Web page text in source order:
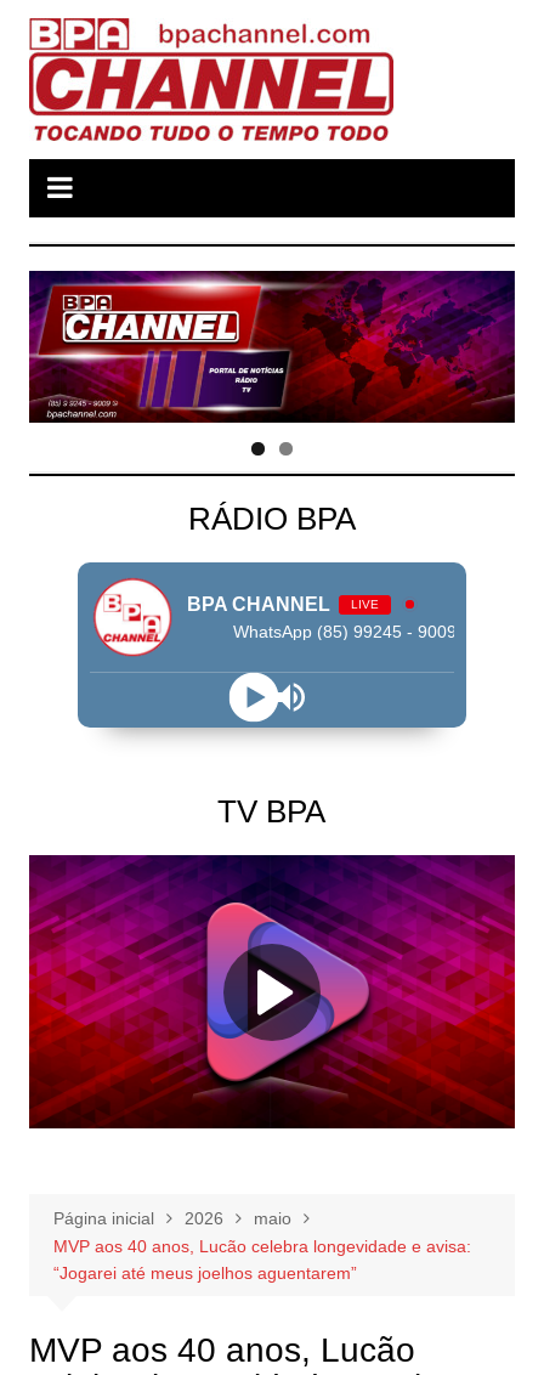
para
conteúdo
RÁDIO BPA
BPA CHANNEL LIVE
WhatsApp (85) 99245 - 9009
TV BPA
Página inicial 2026
maio
MVP aos 40 anos, Lucão celebra longevidade e avisa:
“Jogarei até meus joelhos aguentarem”
MVP aos 40 anos, Lucão